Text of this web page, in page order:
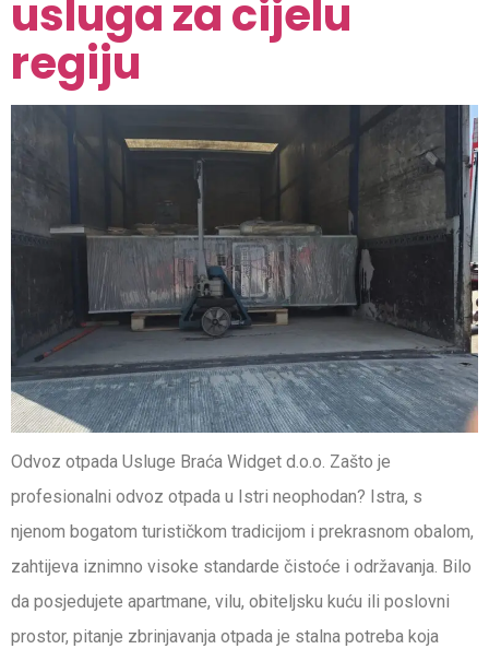
usluga za cijelu
regiju
Odvoz otpada Usluge Braća Widget d.o.o. Zašto je
profesionalni odvoz otpada u Istri neophodan? Istra, s
njenom bogatom turističkom tradicijom i prekrasnom obalom,
zahtijeva iznimno visoke standarde čistoće i održavanja. Bilo
da posjedujete apartmane, vilu, obiteljsku kuću ili poslovni
prostor, pitanje zbrinjavanja otpada je stalna potreba koja